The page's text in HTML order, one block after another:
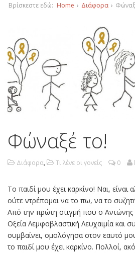
Βρίσκεστε εδώ: Home › Διάφορα ›
Φώναξέ το!
Διάφορα, Τι λένε οι γονείς 0
Το παιδί μου έχει καρκίνο! Ναι, είναι
ούτε ντρέπομαι να το πω, να το
Από την πρώτη στιγμή που ο
Οξεία Λεμφοβλαστική Λευχαιμία και
συμβαίνει, ομολόγησα στον εαυτό
το παιδί μου έχει καρκίνο. Πολλοί,